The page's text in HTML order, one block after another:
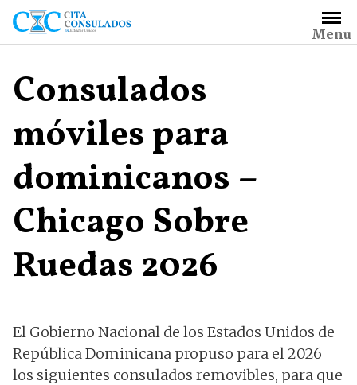
Saltar
contenido
Menu
Consulados
móviles para
dominicanos –
Chicago Sobre
Ruedas 2026
El Gobierno Nacional de los Estados Unidos de
República Dominicana propuso para el 2026
los siguientes consulados removibles, para que